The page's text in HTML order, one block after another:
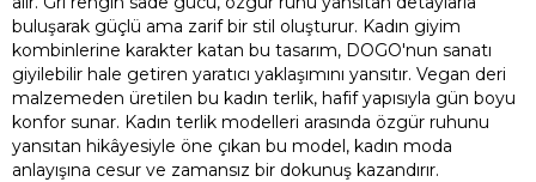
buluşarak güçlü ama zarif bir stil oluşturur. Kadın giyim
kombinlerine karakter katan bu tasarım, DOGO'nun sanatı
giyilebilir hale getiren yaratıcı yaklaşımını yansıtır. Vegan deri
malzemeden üretilen bu kadın terlik, hafif yapısıyla gün boyu
konfor sunar. Kadın terlik modelleri arasında özgür ruhunu
yansıtan hikâyesiyle öne çıkan bu model, kadın moda
anlayışına cesur ve zamansız bir dokunuş kazandırır.